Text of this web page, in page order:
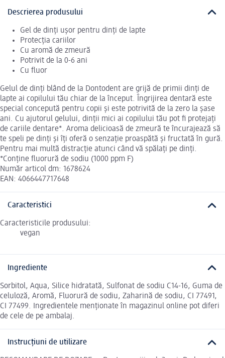
Descrierea produsului
Gel de dinți ușor pentru dinți de lapte
Protecția cariilor
Cu aromă de zmeură
Potrivit de la 0-6 ani
Cu fluor
Gelul de dinți blând de la Dontodent are grijă de primii dinți de
lapte ai copilului tău chiar de la început. Îngrijirea dentară este
special concepută pentru copii și este potrivită de la zero la șase
ani. Cu ajutorul gelului, dinții mici ai copilului tău pot fi protejați
de cariile dentare*. Aroma delicioasă de zmeură te încurajează să
te speli pe dinți și îți oferă o senzație proaspătă și fructată în gură.
Pentru mai multă distracție atunci când vă spălați pe dinți.
*Conține fluorură de sodiu (1000 ppm F)
Număr articol dm: 1678624
EAN: 4066447717648
Caracteristici
Caracteristicile produsului:
vegan
Ingrediente
Sorbitol, Aqua, Silice hidratată, Sulfonat de sodiu C14-16, Guma de
celuloză, Aromă, Fluorură de sodiu, Zaharină de sodiu, CI 77491,
CI 77499. Ingredientele menționate în magazinul online pot diferi
de cele de pe ambalaj.
Instrucțiuni de utilizare